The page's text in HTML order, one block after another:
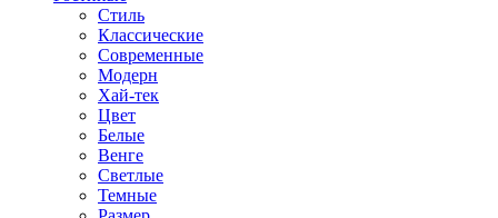
Стиль
Классические
Современные
Модерн
Хай-тек
Цвет
Белые
Венге
Светлые
Темные